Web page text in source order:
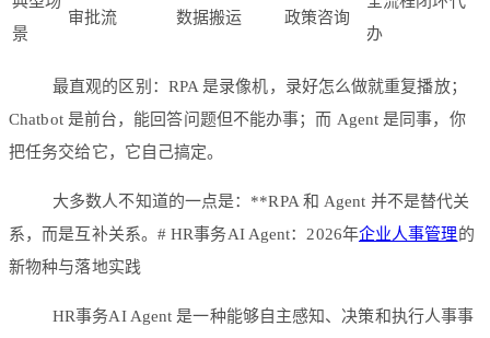
景
审批流 数据搬运 政策咨询
办
最直观的区别：RPA 是录像机，录好怎么做就重复播放；
Chatbot 是前台，能回答问题但不能办事；而 Agent 是同事，你
把任务交给它，它自己搞定。
大多数人不知道的一点是：**RPA 和 Agent 并不是替代关
系，而是互补关系。# HR事务AI Agent：2026年企业人事管理的
新物种与落地实践
HR事务AI Agent 是一种能够自主感知、决策和执行人事事